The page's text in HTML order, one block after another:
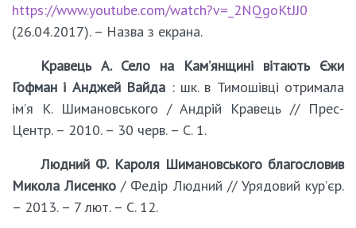
https://www.youtube.com/watch?v=_2NQgoKtJJ0
(26.04.2017). – Назва з екрана.
Кравець А. Село на Кам’янщині вітають Єжи
Гофман і Анджей Вайда : шк. в Тимошівці отримала
ім’я К. Шимановського / Андрій Кравець // Прес-
Центр. – 2010. – 30 черв. – С. 1.
Людний Ф. Кароля Шимановського благословив
Микола Лисенко/ Федір Людний // Урядовий кур’єр.
– 2013. – 7 лют. – С. 12.